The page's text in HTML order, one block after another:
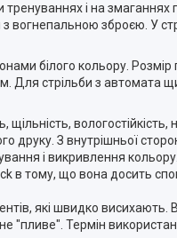
і на змаганнях по
вогнепальною зброєю. У
білого кольору.
Для стрільби з автомата
друку. З внутрішньої
і викривлення
в тому, що вона досить
які швидко висихають.
Термін